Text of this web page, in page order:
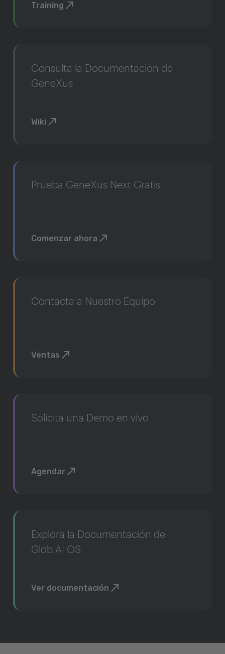
Training
Consulta la Documentación de
GeneXus
Wiki
Prueba GeneXus Next Gratis
Comenzar ahora
Contacta a Nuestro Equipo
Ventas
Solicita una Demo en vivo
Agendar
Explora la Documentación de
Glob.AI OS
Ver documentación